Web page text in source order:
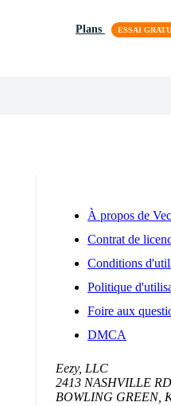
Plans
À propos de
Contrat de
Conditions
Politique
Foire aux
DMCA
Eezy, LLC
2413 NASHVILLE
BOWLING GREEN,